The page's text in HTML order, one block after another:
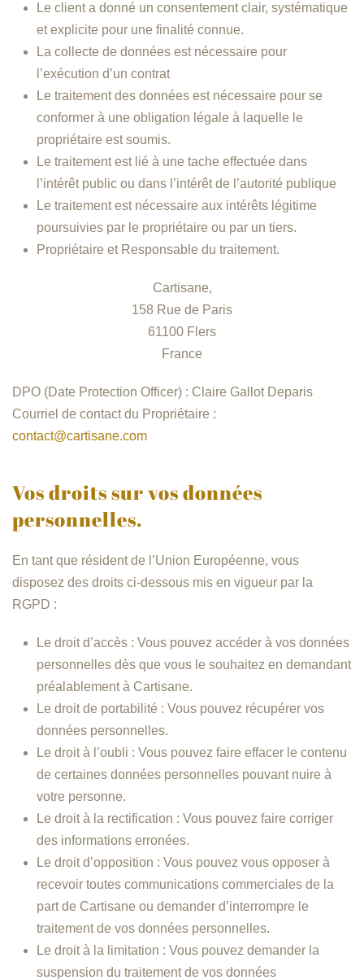
Le client a donné un consentement clair, systématique
et explicite pour une finalité connue.
La collecte de données est nécessaire pour
l’exécution d’un contrat
Le traitement des données est nécessaire pour se
conformer à une obligation légale à laquelle le
propriétaire est soumis.
Le traitement est lié à une tache effectuée dans
l’intérêt public ou dans l’intérêt de l’autorité publique
Le traitement est nécessaire aux intérêts légitime
poursuivies par le propriétaire ou par un tiers.
Propriétaire et Responsable du traitement.
Cartisane,
158 Rue de Paris
61100 Flers
France
DPO (Date Protection Officer) : Claire Gallot Deparis
Courriel de contact du Propriétaire :
contact@cartisane.com
Vos droits sur vos données
personnelles.
En tant que résident de l’Union Européenne, vous
disposez des droits ci-dessous mis en vigueur par la
RGPD :
Le droit d’accès : Vous pouvez accéder à vos données
personnelles dès que vous le souhaitez en demandant
préalablement à Cartisane.
Le droit de portabilité : Vous pouvez récupérer vos
données personnelles.
Le droit à l’oubli : Vous pouvez faire effacer le contenu
de certaines données personnelles pouvant nuire à
votre personne.
Le droit à la rectification : Vous pouvez faire corriger
des informations erronées.
Le droit d’opposition : Vous pouvez vous opposer à
recevoir toutes communications commerciales de la
part de Cartisane ou demander d’interrompre le
traitement de vos données personnelles.
Le droit à la limitation : Vous pouvez demander la
suspension du traitement de vos données